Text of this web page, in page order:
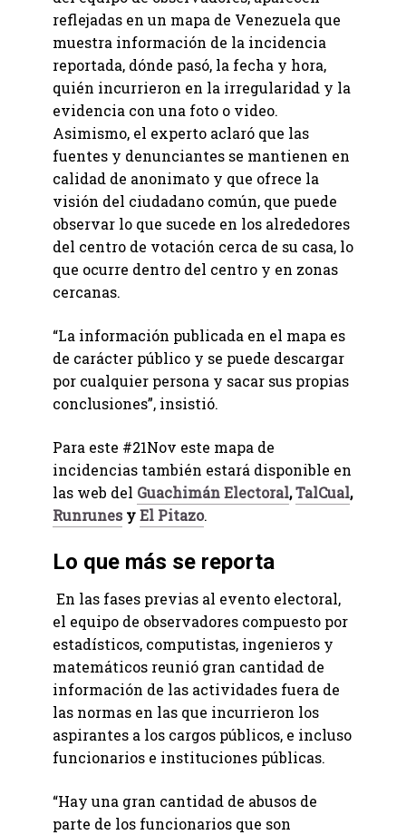
reflejadas en un mapa de Venezuela que
muestra información de la incidencia
reportada, dónde pasó, la fecha y hora,
quién incurrieron en la irregularidad y la
evidencia con una foto o video.
Asimismo, el experto aclaró que las
fuentes y denunciantes se mantienen en
calidad de anonimato y que ofrece la
visión del ciudadano común, que puede
observar lo que sucede en los alrededores
del centro de votación cerca de su casa, lo
que ocurre dentro del centro y en zonas
cercanas.
“La información publicada en el mapa es
de carácter público y se puede descargar
por cualquier persona y sacar sus propias
conclusiones”, insistió.
Para este #21Nov este mapa de
incidencias también estará disponible en
las web del Guachimán Electoral,TalCual,
Runrunes yEl Pitazo.
Lo que más se reporta
En las fases previas al evento electoral,
el equipo de observadores compuesto por
estadísticos, computistas, ingenieros y
matemáticos reunió gran cantidad de
información de las actividades fuera de
las normas en las que incurrieron los
aspirantes a los cargos públicos, e incluso
funcionarios e instituciones públicas.
“Hay una gran cantidad de abusos de
parte de los funcionarios que son